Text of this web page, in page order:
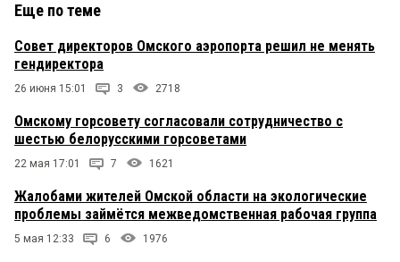
Еще по теме
Совет директоров Омского аэропорта решил не менять
гендиректора
26 июня 15:01 3 2718
Омскому горсовету согласовали сотрудничество с
шестью белорусскими горсоветами
22 мая 17:01 7 1621
Жалобами жителей Омской области на экологические
проблемы займётся межведомственная рабочая группа
5 мая 12:33 6 1976